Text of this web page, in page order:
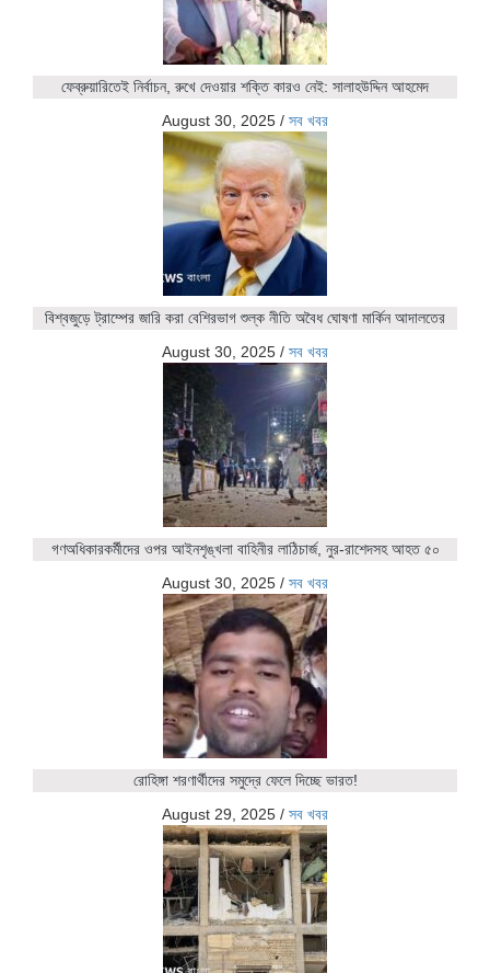
ফেব্রুয়ারিতেই নির্বাচন, রুখে দেওয়ার শক্তি কারও নেই: সালাহউদ্দিন আহমেদ
August 30, 2025 / সব খবর
বিশ্বজুড়ে ট্রাম্পের জারি করা বেশিরভাগ শুল্ক নীতি অবৈধ ঘোষণা মার্কিন আদালতের
August 30, 2025 / সব খবর
গণঅধিকারকর্মীদের ওপর আইনশৃঙ্খলা বাহিনীর লাঠিচার্জ, নুর-রাশেদসহ আহত ৫০
August 30, 2025 / সব খবর
রোহিঙ্গা শরণার্থীদের সমুদ্রে ফেলে দিচ্ছে ভারত!
August 29, 2025 / সব খবর